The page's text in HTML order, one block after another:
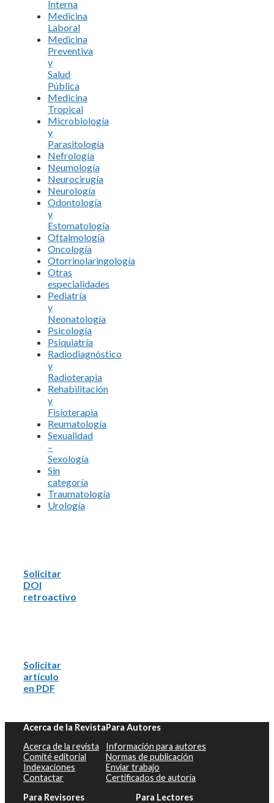
Interna
Medicina
Laboral
Medicina
Preventiva
y
Salud
Pública
Medicina
Tropical
Microbiología
y
Parasitología
Nefrología
Neumología
Neurocirugía
Neurología
Odontología
y
Estomatología
Oftalmología
Oncología
Otorrinolaringología
Otras
especialidades
Pediatría
y
Neonatología
Psicología
Psiquiatría
Radiodiagnóstico
y
Radioterapia
Rehabilitación
y
Fisioterapia
Reumatología
Sexualidad
–
Sexología
Sin
categoría
Traumatología
Urología
Solicitar
DOI
retroactivo
Solicitar
artículo
en PDF
Acerca de la Revista
Acerca de la revista
Comité editorial
Indexaciones
Contactar
Para Autores
Información para autores
Normas de publicación
Enviar trabajo
Certificados de autoría
Para Revisores
Para Lectores